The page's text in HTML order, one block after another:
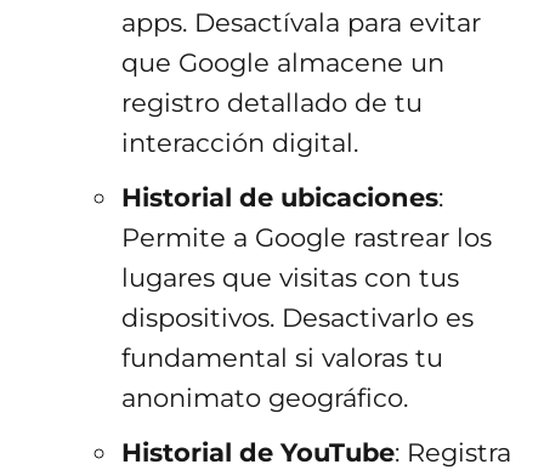
apps. Desactívala para evitar
que Google almacene un
registro detallado de tu
interacción digital.
Historial de ubicaciones:
Permite a Google rastrear los
lugares que visitas con tus
dispositivos. Desactivarlo es
fundamental si valoras tu
anonimato geográfico.
Historial de YouTube: Registra